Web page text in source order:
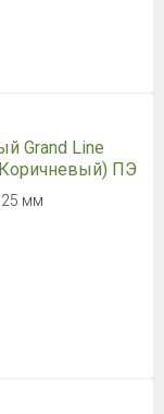
Grand Line
Коричневый) ПЭ
мм